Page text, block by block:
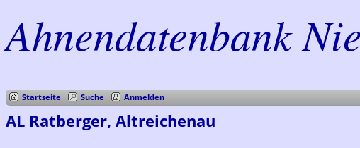
Ahnendatenbank
Startseite Suche Anmelden
AL Ratberger, Altreichenau